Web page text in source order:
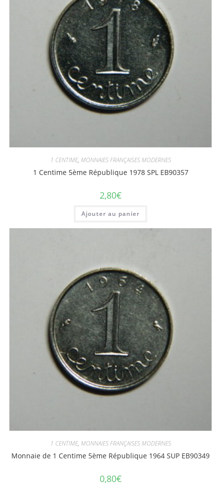
1 CENTIME, MONNAIES FRANÇAISES MODERNES
1 Centime 5ème République 1978 SPL EB90357
2,80€
Ajouter au panier
1 CENTIME, MONNAIES FRANÇAISES MODERNES
Monnaie de 1 Centime 5ème République 1964 SUP EB90349
0,80€